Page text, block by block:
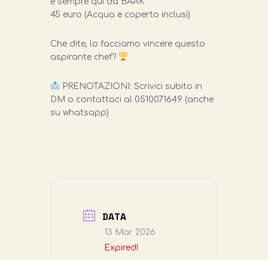
45 euro (Acqua e coperto inclusi)
Che dite, lo facciamo vincere questo
aspirante chef?
PRENOTAZIONI: Scrivici subito in
DM o contattaci al 0510071649 (anche
su whatsapp)
DATA
13 Mar 2026
Expired!